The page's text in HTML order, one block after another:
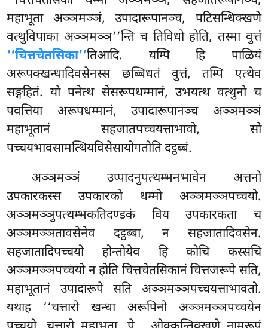
महाभूता अञ्ञमञ्ञं, उपादारूपानञ्च, पटिसन्धिक्खणे
वत्थुविपाका अञ्ञमञ्ञ’’न्ति च तिविधो होति, तस्मा वुत्तं
‘‘चित्तचेतसिका’’तिआदि. यम्पि हि पाळियं
अरूपक्खन्धादिवसेनस्स छब्बिधतं वुत्तं, तम्पि एत्थेव
सङ्गहितं. यो पनेत्थ सेसरूपधम्मानं, उभयत्थ वत्थुनो च
पवत्तिया अरूपधम्मानं, उपादारूपानञ्च अञ्ञमञ्ञं
महाभूतानं सहजातपच्चयत्ताभावो, सो
पच्चयभावसामत्थियविसेसायोगतोति दट्ठब्बं.
अञ्ञमञ्ञं उप्पादनुपत्थम्भनभावेन अत्तनो
उपकारकस्स उपकारको धम्मो अञ्ञमञ्ञपच्चयो.
अञ्ञमञ्ञुपत्थम्भकतिदण्डकं विय उपकारकता च
अञ्ञमञ्ञतावसेनेव दट्ठब्बा, न सहजातादिवसेन.
सहजातादिपच्चयो होन्तोयेव हि कोचि कस्सचि
अञ्ञमञ्ञपच्चयो न होति चित्तचेतसिकानं चित्तजरूपे सति,
महाभूतानं उपादारूपे सति अञ्ञमञ्ञपच्चयत्ताभावतो.
यथाह ‘‘चत्तारो खन्धा अरूपिनो अञ्ञमञ्ञपच्चयेन